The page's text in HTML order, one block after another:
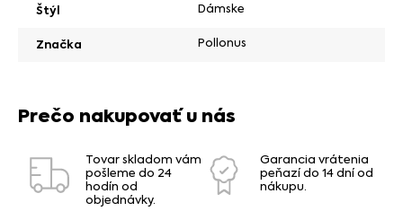
Štýl Dámske
Značka Pollonus
Prečo nakupovať u nás
Tovar skladom vám
pošleme do 24
hodín od
objednávky.
Garancia vrátenia
peňazí do 14 dní od
nákupu.